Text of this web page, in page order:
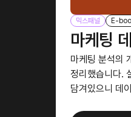
믹스패널 E-
마케팅
마케팅 분석의
정리했습니다.
담겨있으니 데